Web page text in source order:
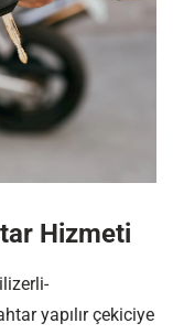
Hizmeti
yapılır çekiciye